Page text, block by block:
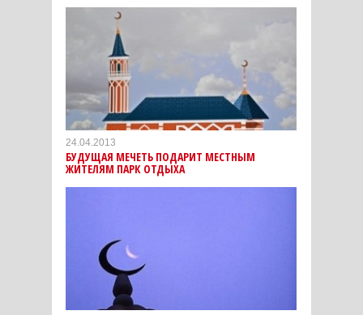
24.04.2013
БУДУЩАЯ МЕЧЕТЬ ПОДАРИТ МЕСТНЫМ
ЖИТЕЛЯМ ПАРК ОТДЫХА